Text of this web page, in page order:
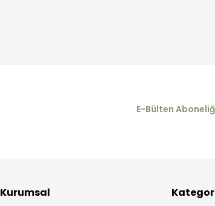
E-Bülten
Kurumsal